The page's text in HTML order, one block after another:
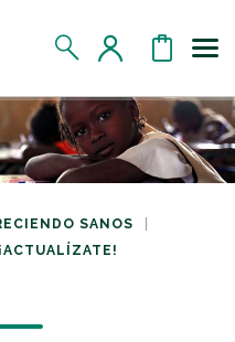
SANOS
¡ACTUALÍZATE!